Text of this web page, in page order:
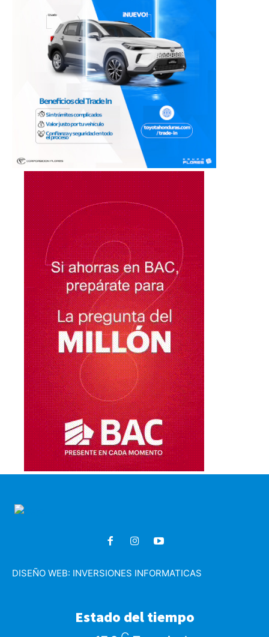
DISEÑO WEB: INVERSIONES INFORMATICAS
Estado del tiempo